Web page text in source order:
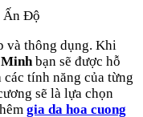
Ấn Độ
và thông dụng. Khi
bạn sẽ được hỗ
tính năng của từng
sẽ là lựa chọn
gia da hoa cuong